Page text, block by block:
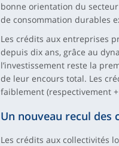
bonne orientation du
de consommation durables
Les crédits aux entreprises
depuis dix ans, grâce au
l’investissement reste la
de leur encours total. Les
faiblement (respectivement +
Un nouveau recul des
Les crédits aux collectivités